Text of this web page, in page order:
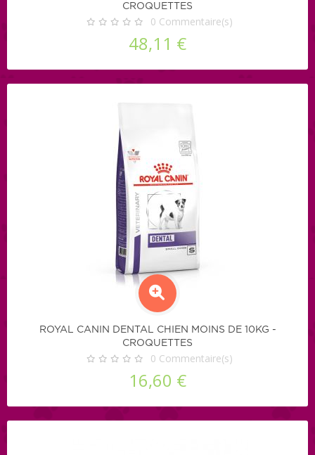
CROQUETTES
0 Commentaire(s)
48,11 €
ROYAL CANIN DENTAL CHIEN MOINS DE 10KG -
CROQUETTES
0 Commentaire(s)
16,60 €